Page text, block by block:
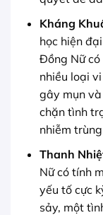
Kháng
học hiện
Đồng Nữ có
nhiều loại
gây mụn
chặn tình
nhiễm
Thanh
Nữ có tính
yếu tố cực
sảy, một